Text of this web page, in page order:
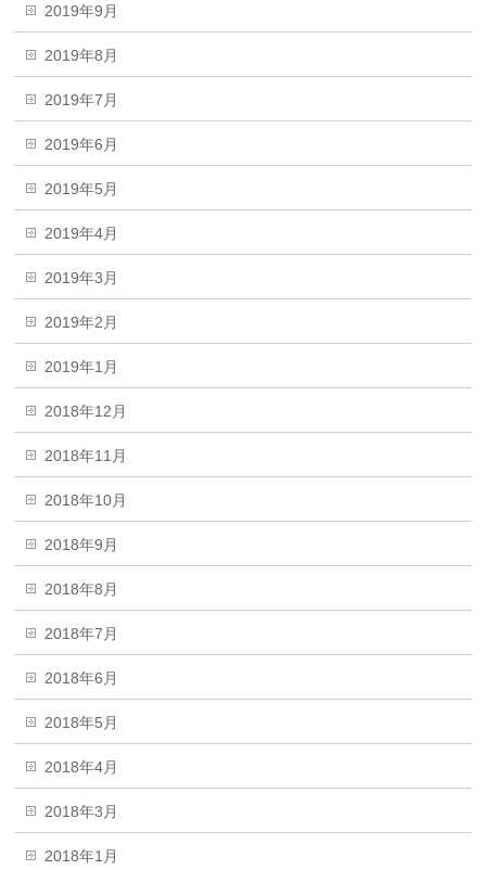
2019年9月
2019年8月
2019年7月
2019年6月
2019年5月
2019年4月
2019年3月
2019年2月
2019年1月
2018年12月
2018年11月
2018年10月
2018年9月
2018年8月
2018年7月
2018年6月
2018年5月
2018年4月
2018年3月
2018年1月